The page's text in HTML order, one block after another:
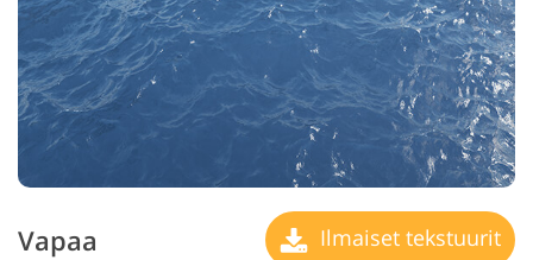
Vapaa Ilmaiset tekstuurit